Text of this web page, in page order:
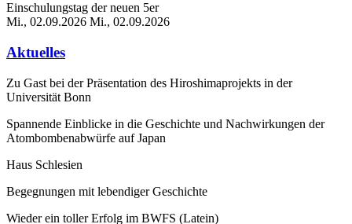
Einschulungstag der neuen 5er
Mi., 02.09.2026 Mi., 02.09.2026
Aktuelles
Zu Gast bei der Präsentation des Hiroshimaprojekts in der
Universität Bonn
Spannende Einblicke in die Geschichte und Nachwirkungen der
Atombombenabwürfe auf Japan
Haus Schlesien
Begegnungen mit lebendiger Geschichte
Wieder ein toller Erfolg im BWFS (Latein)